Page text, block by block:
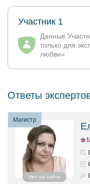
Участник 1
Данные
только для
любви»
Ответы
Магистр
Нет на сайте